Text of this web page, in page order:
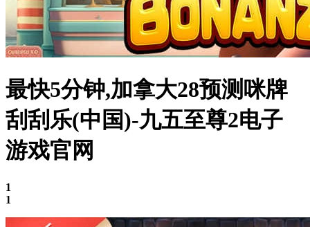
最快5分钟,加拿大28预测咪牌
刮刮乐(中国)-九五至尊2电子
游戏官网
1
1